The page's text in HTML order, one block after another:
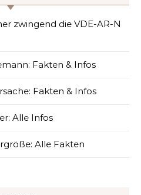
zwingend die VDE-AR-N
Fakten & Infos
Fakten & Infos
Alle Infos
Alle Fakten